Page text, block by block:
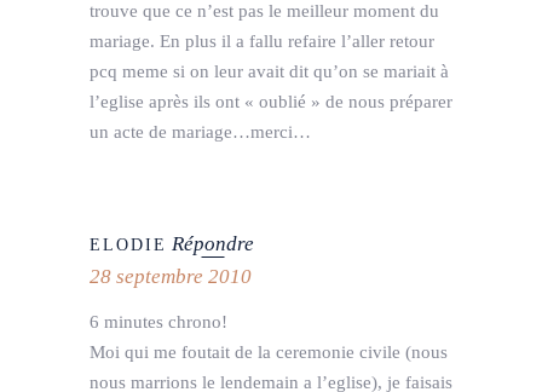
trouve que ce n’est pas le meilleur moment du
mariage. En plus il a fallu refaire l’aller retour
pcq meme si on leur avait dit qu’on se mariait à
l’eglise après ils ont « oublié » de nous préparer
un acte de mariage…merci…
ELODIE Répondre
28 septembre 2010
6 minutes chrono!
Moi qui me foutait de la ceremonie civile (nous
nous marrions le lendemain a l’eglise), je faisais